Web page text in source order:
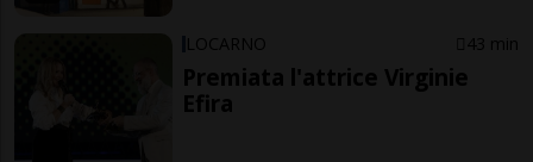
LOCARNO 43 min
Premiata l'attrice Virginie
Efira